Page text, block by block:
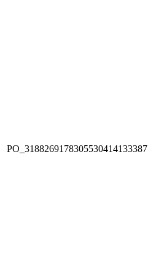
PO_3188269178305530414133387